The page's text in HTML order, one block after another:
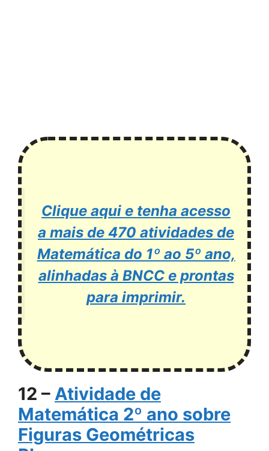
Clique aqui e tenha acesso
a mais de 470 atividades de
Matemática do 1º ao 5º ano,
alinhadas à BNCC e prontas
para imprimir.
12 – Atividade de
Matemática 2º ano sobre
Figuras Geométricas